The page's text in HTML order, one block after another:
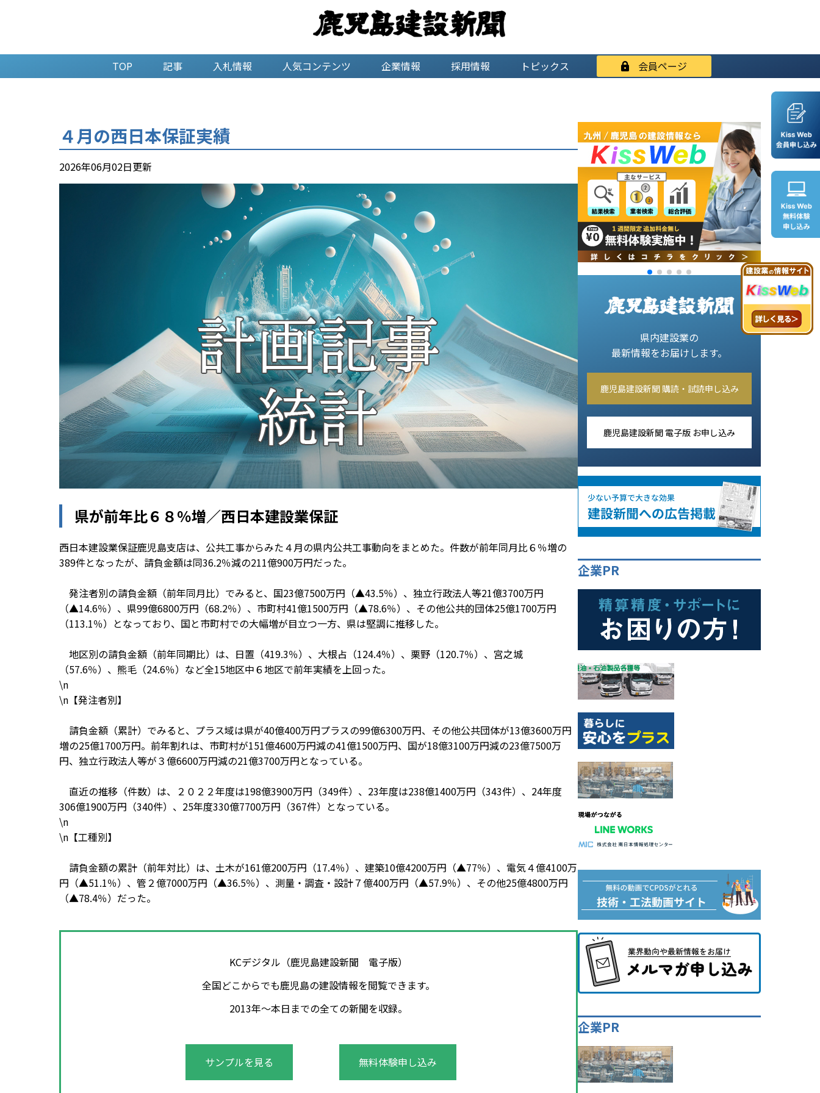
TOP 記事 入札情報 人気コンテンツ 企業情報 採用情報 トピックス 会員ページ
４月の西日本保証実績
2026年06月02日更新
県が前年比６８％増／西日本建設業保証
西日本建設業保証鹿児島支店は、公共工事からみた４月の県内公共工事動向をまとめた。件数が前年同月比６％増の
389件となったが、請負金額は同36.2％減の211億900万円だった。
発注者別の請負金額（前年同月比）でみると、国23億7500万円（▲43.5％）、独立行政法人等21億3700万円
（▲14.6％）、県99億6800万円（68.2％）、市町村41億1500万円（▲78.6％）、その他公共的団体25億1700万円
（113.1％）となっており、国と市町村での大幅増が目立つ一方、県は堅調に推移した。
地区別の請負金額（前年同期比）は、日置（419.3％）、大根占（124.4％）、栗野（120.7％）、宮之城
（57.6％）、熊毛（24.6％）など全15地区中６地区で前年実績を上回った。
\n
\n【発注者別】
請負金額（累計）でみると、プラス域は県が40億400万円プラスの99億6300万円、その他公共団体が13億3600万円
増の25億1700万円。前年割れは、市町村が151億4600万円減の41億1500万円、国が18億3100万円減の23億7500万
円、独立行政法人等が３億6600万円減の21億3700万円となっている。
直近の推移（件数）は、２０２２年度は198億3900万円（349件）、23年度は238億1400万円（343件）、24年度
306億1900万円（340件）、25年度330億7700万円（367件）となっている。
\n
\n【工種別】
請負金額の累計（前年対比）は、土木が161億200万円（17.4％）、建築10億4200万円（▲77％）、電気４億4100万
円（▲51.1％）、管２億7000万円（▲36.5％）、測量・調査・設計７億400万円（▲57.9％）、その他25億4800万円
（▲78.4％）だった。
KCデジタル（鹿児島建設新聞 電子版）
全国どこからでも鹿児島の建設情報を閲覧できます。
2013年～本日までの全ての新聞を収録。
サンプルを見る 無料体験申し込み
県内建設業の
最新情報をお届けします。
鹿児島建設新聞 購読・試読申し込み
鹿児島建設新聞 電子版 お申し込み
企業PR
企業PR